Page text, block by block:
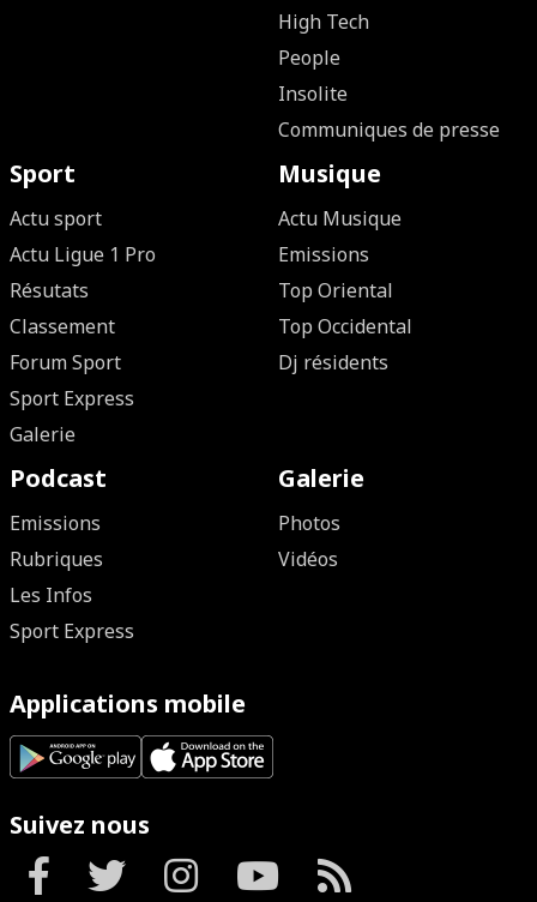
High Tech
People
Insolite
Communiques de presse
Sport
Actu sport
Actu Ligue 1 Pro
Résutats
Classement
Forum Sport
Sport Express
Galerie
Musique
Actu Musique
Emissions
Top Oriental
Top Occidental
Dj résidents
Podcast
Emissions
Rubriques
Les Infos
Sport Express
Galerie
Photos
Vidéos
Applications mobile
Suivez nous